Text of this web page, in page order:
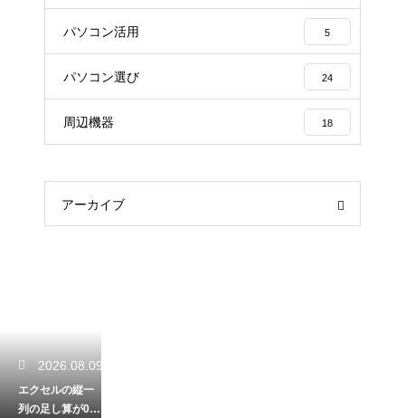
パソコン活用 5
パソコン選び 24
周辺機器 18
アーカイブ
2026.08.09
エクセルの縦一
列の足し算が0に